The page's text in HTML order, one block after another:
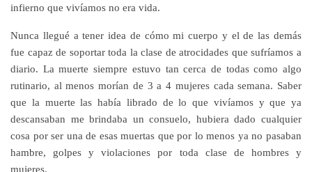
infierno que vivíamos no era vida.
Nunca llegué a tener idea de cómo mi cuerpo y el de las demás
fue capaz de soportar toda la clase de atrocidades que sufríamos a
diario. La muerte siempre estuvo tan cerca de todas como algo
rutinario, al menos morían de 3 a 4 mujeres cada semana. Saber
que la muerte las había librado de lo que vivíamos y que ya
descansaban me brindaba un consuelo, hubiera dado cualquier
cosa por ser una de esas muertas que por lo menos ya no pasaban
hambre, golpes y violaciones por toda clase de hombres y
mujeres.